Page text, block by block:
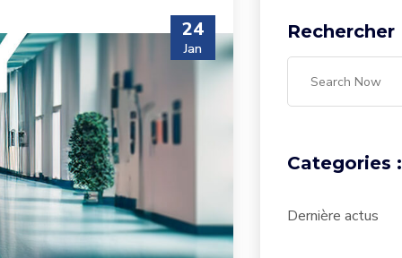
24
Jan
Rechercher
Categories :
Dernière actus